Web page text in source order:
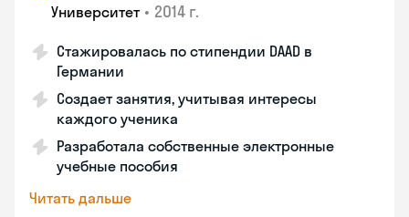
Университет • 2014 г.
Стажировалась по стипендии DAAD в
Германии
Создает занятия, учитывая интересы
каждого ученика
Разработала собственные электронные
учебные пособия
Читать дальше